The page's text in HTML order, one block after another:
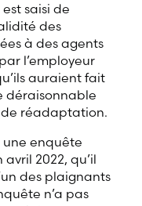
saisi de
des
à des agents
l’employeur
auraient fait
déraisonnable
de réadaptation.
une enquête
2022, qu’il
des plaignants
n’a pas